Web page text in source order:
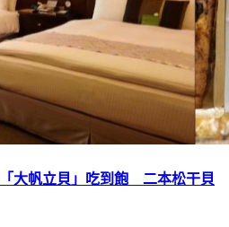
大帆立貝」吃到飽 二本松干貝